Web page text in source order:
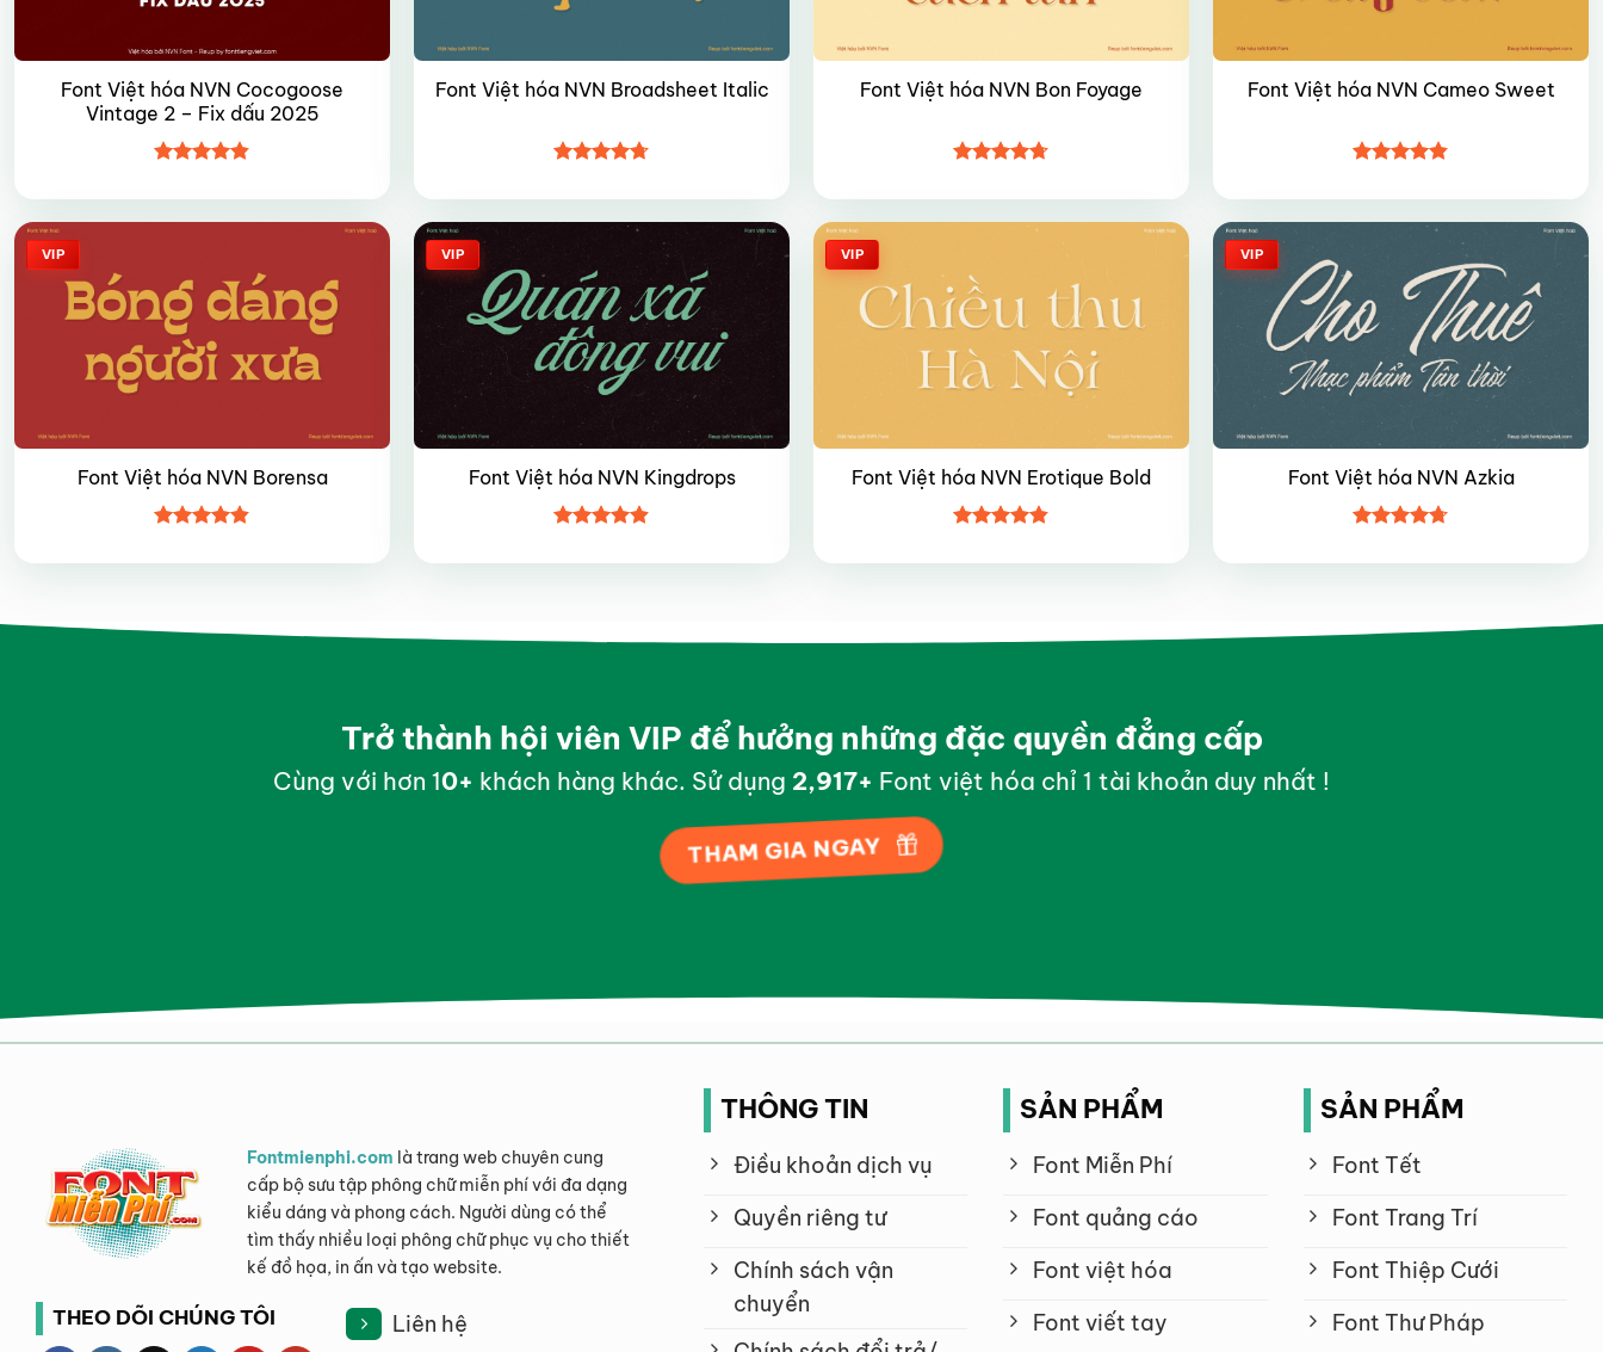
Font Việt hóa NVN Cocogoose
Vintage 2 – Fix dấu 2025
hạng4.85
Font Việt hóa NVN Broadsheet Italic
hạng4.75
Font Việt hóa NVN Bon Foyage
hạng4.75
Font Việt hóa NVN Cameo Sweet
hạng4.85
VIP
Font Việt hóa NVN Borensa
hạng4.85
VIP
Font Việt hóa NVN Kingdrops
hạng4.95
VIP
Font Việt hóa NVN Erotique Bold
hạng4.85
VIP
Font Việt hóa NVN Azkia
hạng4.75
Trở thành hội viên VIP để hưởng những đặc quyền đẳng cấp
Cùng với hơn 10+khách hàng khác. Sử dụng 2,996+ Font việt hóa chỉ 1 tài khoản duy nhất !
THAM GIA NGAY
Fontmienphi.com là trang web chuyên cung
cấp bộ sưu tập phông chữ miễn phí với đa dạng
kiểu dáng và phong cách. Người dùng có thể
tìm thấy nhiều loại phông chữ phục vụ cho thiết
kế đồ họa, in ấn và tạo website.
THEO DÕI CHÚNG TÔI Liên hệ
THÔNG TIN
Điều khoản dịch vụ
Quyền riêng tư
Chính sách vận
chuyển
SẢN PHẨM
Font Miễn Phí
Font quảng cáo
Font việt hóa
Font viết tay
SẢN PHẨM
Font Tết
Font Trang Trí
Font Thiệp Cưới
Font Thư Pháp